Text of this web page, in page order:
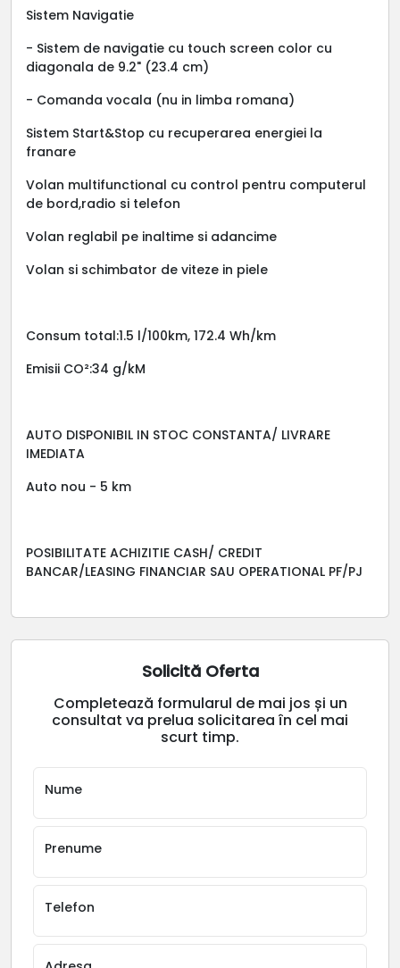
Sistem Navigatie
- Sistem de navigatie cu touch screen color cu
diagonala de 9.2" (23.4 cm)
- Comanda vocala (nu in limba romana)
Sistem Start&Stop cu recuperarea energiei la
franare
Volan multifunctional cu control pentru computerul
de bord,radio si telefon
Volan reglabil pe inaltime si adancime
Volan si schimbator de viteze in piele
Consum total:1.5 l/100km, 172.4 Wh/km
Emisii CO²:34 g/kM
AUTO DISPONIBIL IN STOC CONSTANTA/ LIVRARE
IMEDIATA
Auto nou - 5 km
POSIBILITATE ACHIZITIE CASH/ CREDIT
BANCAR/LEASING FINANCIAR SAU OPERATIONAL PF/PJ
Solicită Oferta
Completează formularul de mai jos și un
consultat va prelua solicitarea în cel mai
scurt timp.
Nume
Prenume
Telefon